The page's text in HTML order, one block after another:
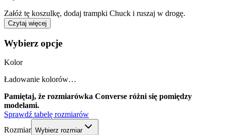
Załóż tę koszulkę, dodaj trampki Chuck i ruszaj w drogę.
Czytaj więcej
Wybierz opcje
Kolor
Ładowanie kolorów…
Pamiętaj, że rozmiarówka Converse różni się pomiędzy
modelami.
Sprawdź tabelę rozmiarów
Rozmiar Wybierz rozmiar